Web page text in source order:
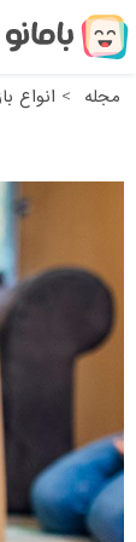
مجله انواع